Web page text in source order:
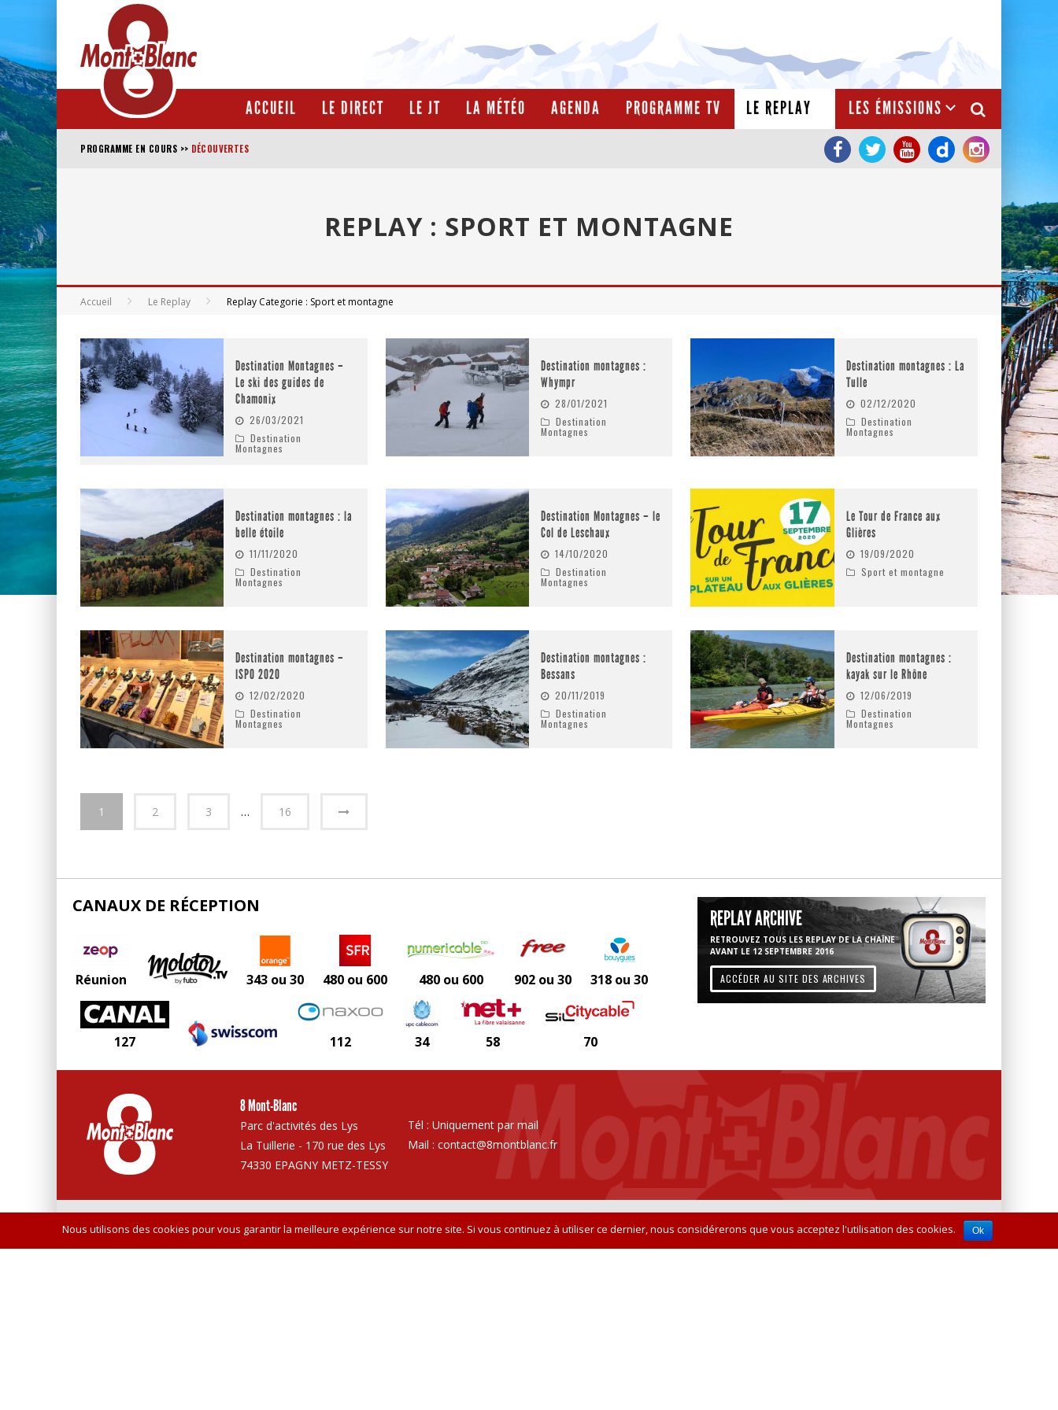
ACCUEIL LE DIRECT LE JT LA MÉTÉO AGENDA PROGRAMME TV LE REPLAY LES ÉMISSIONS
PROGRAMME EN COURS >> DÉCOUVERTES
REPLAY : SPORT ET MONTAGNE
Accueil Le Replay Replay Categorie : Sport et montagne
Destination Montagnes –
Le ski des guides de
Chamonix
26/03/2021
Destination
Montagnes
Destination montagnes :
Whympr
28/01/2021
Destination
Montagnes
Destination montagnes : La
Tulle
02/12/2020
Destination
Montagnes
Destination montagnes : la
belle étoile
11/11/2020
Destination
Montagnes
Destination Montagnes – le
Col de Leschaux
14/10/2020
Destination
Montagnes
Le Tour de France aux
Glières
19/09/2020
Sport et montagne
Destination montagnes –
ISPO 2020
12/02/2020
Destination
Montagnes
Destination montagnes :
Bessans
20/11/2019
Destination
Montagnes
Destination montagnes :
kayak sur le Rhône
12/06/2019
Destination
Montagnes
1 2 3 … 16
CANAUX DE RÉCEPTION
Réunion 343 ou 30 480 ou 600 480 ou 600 902 ou 30 318 ou 30
127 112 34 58 70
REPLAY ARCHIVE
RETROUVEZ TOUS LES REPLAY DE LA CHAÎNE
AVANT LE 12 SEPTEMBRE 2016
ACCÉDER AU SITE DES ARCHIVES
8 Mont-Blanc
Parc d'activités des Lys
La Tuillerie - 170 rue des Lys
74330 EPAGNY METZ-TESSY
Tél : Uniquement par mail
Mail : contact@8montblanc.fr
Vie privée Canaux de réception Plan de site Crédits
Nous utilisons des cookies pour vous garantir la meilleure expérience sur notre site. Si vous continuez à utiliser ce dernier, nous considérerons que vous acceptez l'utilisation des cookies. Ok